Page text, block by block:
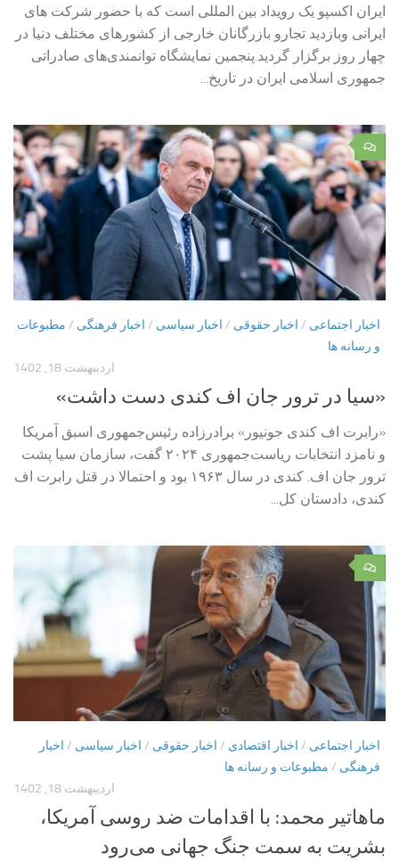
ایران اکسپو یک رویداد بین المللی است که با حضور شرکت های
ایرانی وبازدید تجارو بازرگانان خارجی از کشورهای مختلف دنیا در
چهار روز برگزار گردید.پنجمین نمایشگاه توانمندی‌های صادراتی
جمهوری اسلامی ایران در تاریخ...
۰
اخبار اجتماعی / اخبار حقوقی / اخبار سیاسی / اخبار فرهنگی / مطبوعات
و رسانه ها
اردیبهشت 18, 1402
«سیا در ترور جان‌ اف کندی دست داشت»
«رابرت اف کندی جونیور» برادرزاده رئیس‌جمهوری اسبق آمریکا
و نامزد انتخابات ریاست‌جمهوری ۲۰۲۴ گفت، سازمان سیا پشت
ترور جان اف. کندی در سال ۱۹۶۳ بود و احتمالا در قتل رابرت اف
کندی، دادستان کل...
۰
اخبار اجتماعی / اخبار اقتصادی / اخبار حقوقی / اخبار سیاسی / اخبار
فرهنگی / مطبوعات و رسانه ها
اردیبهشت 18, 1402
ماهاتیر محمد: با اقدامات ضد روسی آمریکا،
بشریت به سمت جنگ جهانی می‌رود